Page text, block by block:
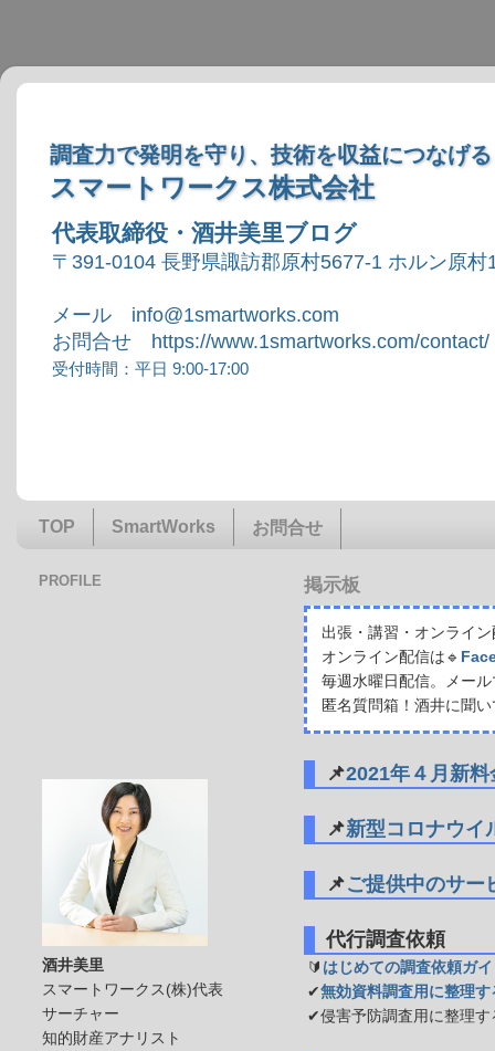
調査力で発明を守り、技術を収益につなげる
スマートワークス株式会社
代表取締役・酒井美里ブログ
〒391-0104 長野県諏訪郡原村5677-1 ホルン原村
メール info@1smartworks.com
お問合せ https://www.1smartworks.com/contact/
受付時間：平日 9:00-17:00
TOP SmartWorks お問合せ
掲示板
出張・講習・オンライ
オンライン配信は🔹
毎週水曜日配信。メー
匿名質問箱！酒井に聞
📌2021年４月新
📌新型コロナウイ
📌ご提供中のサー
代行調査依頼
🔰 はじめての調査依頼ガ
✔無効資料調査用に整理
✔侵害予防調査用に整理す
PROFILE
酒井美里
スマートワークス(株)代表
サーチャー
知的財産アナリスト